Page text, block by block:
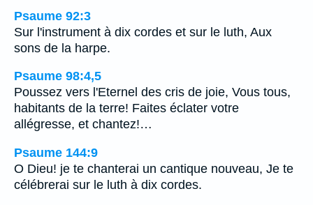
Psaume 92:3
Sur l'instrument à dix cordes et sur le luth, Aux
sons de la harpe.
Psaume 98:4,5
Poussez vers l'Eternel des cris de joie, Vous tous,
habitants de la terre! Faites éclater votre
allégresse, et chantez!…
Psaume 144:9
O Dieu! je te chanterai un cantique nouveau, Je te
célébrerai sur le luth à dix cordes.